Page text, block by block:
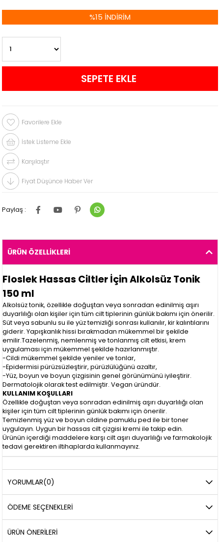
%15 İNDIRIM
Favorilere Ekle
İstek Listeme Ekle
Karşılaştır
Fiyat Düşünce Haber Ver
Paylaş :
ÜRÜN ÖZELLIKLERI
Floslek Hassas Ciltler İçin Alkolsüz Tonik
150 ml
Alkolsüz tonik, özellikle doğuştan veya sonradan edinilmiş aşırı
duyarlılığı olan kişiler için tüm cilt tiplerinin günlük bakımı için önerilir.
Süt veya sabunlu su ile yüz temizliği sonrası kullanılır, kir kalıntılarını
giderir. Yapışkanlık hissi bırakmadan mükemmel bir şekilde
emilir.Tazelenmiş, nemlenmiş ve tonlanmış cilt etkisi, krem ​​
uygulaması için mükemmel şekilde hazırlanmıştır.
-Cildi mükemmel şekilde yeniler ve tonlar,
-Epidermisi pürüzsüzleştirir, pürüzlülüğünü azaltır,
-Yüz, boyun ve boyun çizgisinin genel görünümünü iyileştirir.
Dermatolojik olarak test edilmiştir. Vegan üründür.
KULLANIM KOŞULLARI
Özellikle doğuştan veya sonradan edinilmiş aşırı duyarlılığı olan
kişiler için tüm cilt tiplerinin günlük bakımı için önerilir.
Temizlenmiş yüz ve boyun cildine pamuklu ped ile bir toner
uygulayın. Uygun bir hassas cilt çizgisi kremi ile takip edin.
Ürünün içerdiği maddelere karşı cilt aşırı duyarlılığı ve farmakolojik
tedavi gerektiren iltihaplarda kullanmayınız.
YORUMLAR(0)
ÖDEME SEÇENEKLERI
ÜRÜN ÖNERILERI